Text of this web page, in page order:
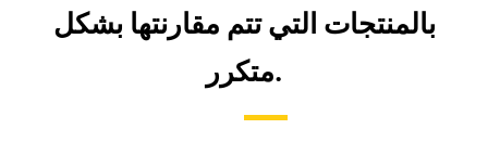
بالمنتجات التي تتم مقارنتها بشكل
متكرر.